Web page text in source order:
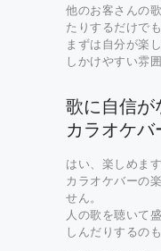
他のお客さんの
たりするだけで
まずは自分が楽
しかけやすい雰
歌に自信が
カラオケバ
はい、楽しめます
カラオケバーの
せん。
人の歌を聴いて
しんだりするの